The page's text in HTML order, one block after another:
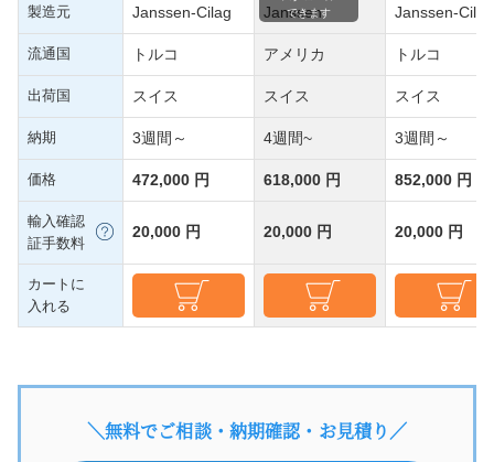
製造元 Janssen-Cilag Janssen Janssen-Cilag
流通国 トルコ アメリカ トルコ
出荷国 スイス スイス スイス
納期 3週間～ 4週間~ 3週間～
価格 472,000 円 618,000 円 852,000 円
輸入確認
証手数料
20,000 円 20,000 円 20,000 円
カートに
入れる
できます
＼無料でご相談・納期確認・お見積り／